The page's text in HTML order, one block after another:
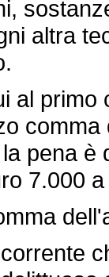
altra
primo
pena
7.000